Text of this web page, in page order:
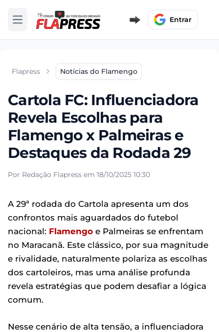
Abrir menu Entrar
Flapress Notícias do Flamengo
Cartola FC: Influenciadora
Revela Escolhas para
Flamengo x Palmeiras e
Destaques da Rodada 29
Por Redação Flapress em 18/10/2025 10:30
A 29ª rodada do Cartola apresenta um dos
confrontos mais aguardados do futebol
nacional: Flamengo e Palmeiras se enfrentam
no Maracanã. Este clássico, por sua magnitude
e rivalidade, naturalmente polariza as escolhas
dos cartoleiros, mas uma análise profunda
revela estratégias que podem desafiar a lógica
comum.
Nesse cenário de alta tensão, a influenciadora